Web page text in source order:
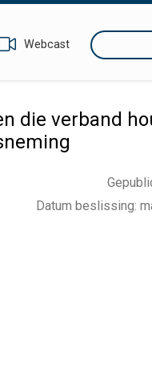
Webcast Zoeken
die verband
Datum beslissing: